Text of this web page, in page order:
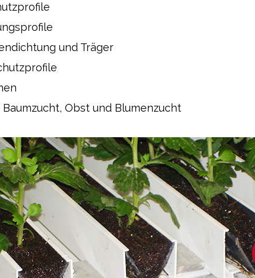
und Träger
Obst und Blumenzucht